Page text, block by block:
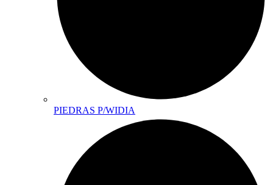
PIEDRAS P/WIDIA